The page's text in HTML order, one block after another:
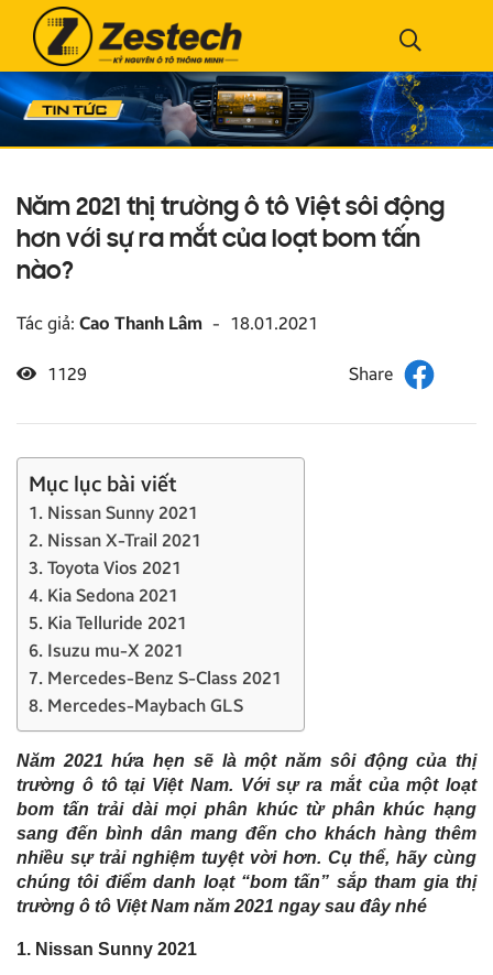
Năm 2021 thị trường ô tô Việt sôi động
hơn với sự ra mắt của loạt bom tấn
nào?
Tác giả: Cao Thanh Lâm - 18.01.2021
1129
Mục lục bài viết
1. Nissan Sunny 2021
2. Nissan X-Trail 2021
3. Toyota Vios 2021
4. Kia Sedona 2021
5. Kia Telluride 2021
6. Isuzu mu-X 2021
7. Mercedes-Benz S-Class 2021
8. Mercedes-Maybach GLS
Năm 2021 hứa hẹn sẽ là một năm sôi động của thị
trường ô tô tại Việt Nam. Với sự ra mắt của một loạt
bom tấn trải dài mọi phân khúc từ phân khúc hạng
sang đến bình dân mang đến cho khách hàng thêm
nhiều sự trải nghiệm tuyệt vời hơn. Cụ thể, hãy cùng
chúng tôi điểm danh loạt “bom tấn” sắp tham gia thị
trường ô tô Việt Nam năm 2021 ngay sau đây nhé
1. Nissan Sunny 2021